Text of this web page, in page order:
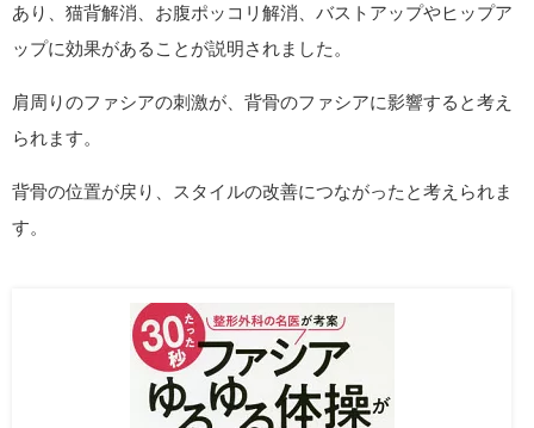
あり、猫背解消、お腹ポッコリ解消、バストアップやヒップア
ップに効果があることが説明されました。
肩周りのファシアの刺激が、背骨のファシアに影響すると考え
られます。
背骨の位置が戻り、スタイルの改善につながったと考えられま
す。